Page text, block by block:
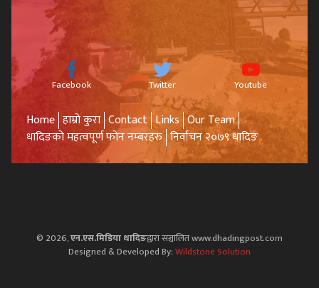
Facebook Twitter Youtube
Home हाम्रो कुरा Contact Links Our Team
धादिङको महत्वपूर्ण फोन नम्बरहरु निर्वाचन २०७९ धादिङ
© 2026,एन.एस.मिडिया धादिङद्वारा सञ्चालित www.dhadingpost.com
Designed & Developed By:Wildstone Solution